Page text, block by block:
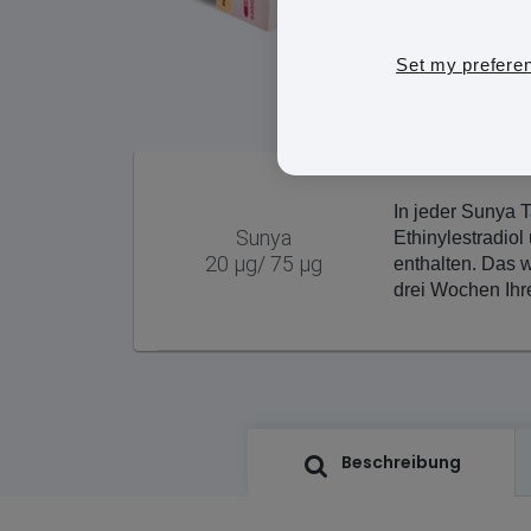
Sunya
20 µg/ 75 µg
In jeder Sunya
Ethinylestradiol
enthalten. Das
drei Wochen
Beschreibung
Set my